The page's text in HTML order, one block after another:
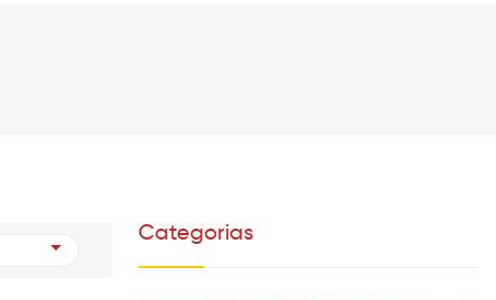
Categorias